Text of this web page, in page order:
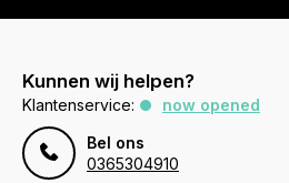
Kunnen wij helpen?
Klantenservice:
now opened
Bel ons
0365304910